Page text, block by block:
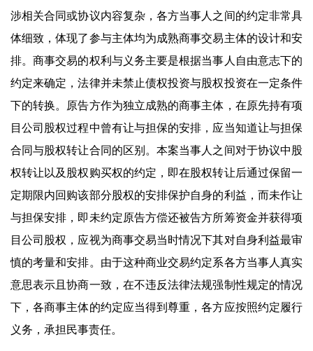
涉相关合同或协议内容复杂，各方当事人之间的约定非常具
体细致，体现了参与主体均为成熟商事交易主体的设计和安
排。商事交易的权利与义务主要是根据当事人自由意志下的
约定来确定，法律并未禁止债权投资与股权投资在一定条件
下的转换。原告方作为独立成熟的商事主体，在原先持有项
目公司股权过程中曾有让与担保的安排，应当知道让与担保
合同与股权转让合同的区别。本案当事人之间对于协议中股
权转让以及股权购买权的约定，即在股权转让后通过保留一
定期限内回购该部分股权的安排保护自身的利益，而未作让
与担保安排，即未约定原告方偿还被告方所筹资金并获得项
目公司股权，应视为商事交易当时情况下其对自身利益最审
慎的考量和安排。由于这种商业交易约定系各方当事人真实
意思表示且协商一致，在不违反法律法规强制性规定的情况
下，各商事主体的约定应当得到尊重，各方应按照约定履行
义务，承担民事责任。